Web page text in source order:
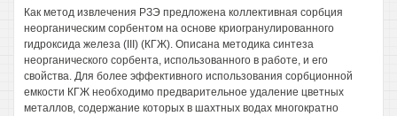
Как метод извлечения РЗЭ предложена коллективная сорбция
неорганическим сорбентом на основе криогранулированного
гидроксида железа (III) (КГЖ). Описана методика синтеза
неорганического сорбента, использованного в работе, и его
свойства. Для более эффективного использования сорбционной
емкости КГЖ необходимо предварительное удаление цветных
металлов, содержание которых в шахтных водах многократно